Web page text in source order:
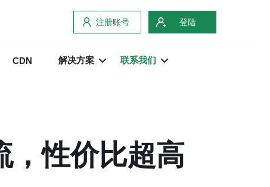
注册账号 登陆
CDN 解决方案 联系我们
，性价比超高